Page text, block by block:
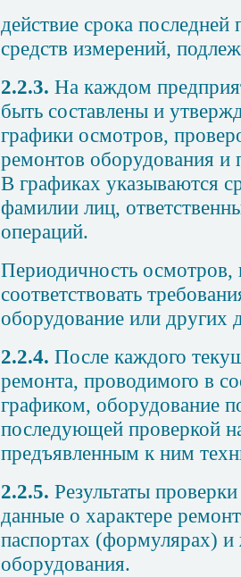
действие срока
средств измерений,
2.2.3. На каждом
быть составлены и
графики осмотров,
ремонтов оборудования и
В графиках указываются
фамилии лиц,
операций.
Периодичность
соответствовать
оборудование или других
2.2.4. После каждого
ремонта, проводимого в
графиком, оборудование
последующей проверкой
предъявленным к ним
2.2.5. Результаты
данные о характере
паспортах (формулярах) и
оборудования.